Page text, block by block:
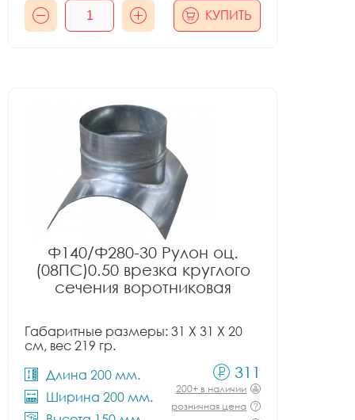
КУПИТЬ
Ф140/Ф280-30 Рулон оц.
(08ПС)0.50 врезка круглого
сечения воротниковая
Габаритные размеры: 31 X 31 X 20
см, вес 219 гр.
Длина 200 мм.
Ширина 200 мм.
311
200+ в наличии
розничная цена